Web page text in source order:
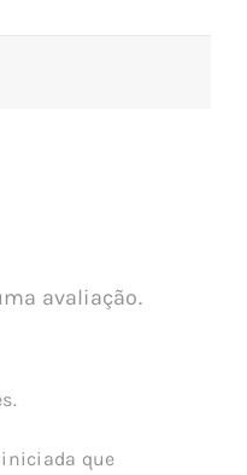
avaliação.
iniciada que